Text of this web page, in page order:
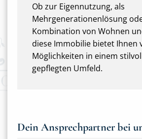
Ob zur Eigennutzung, als
Mehrgenerationenlösung
Kombination von Wohnen
diese Immobilie bietet Ihnen
Möglichkeiten in einem
gepflegten Umfeld.
Dein Ansprechpartner bei